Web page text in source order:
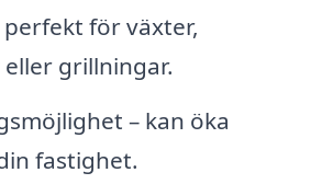
perfekt för växter,
grillningar.
– kan öka
fastighet.